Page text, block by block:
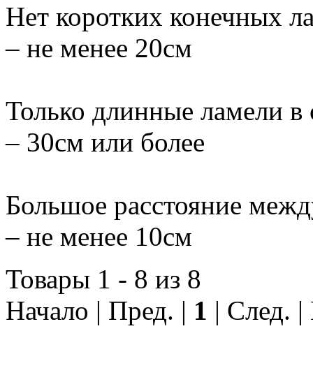
Нет коротких конечных
– не менее 20см
Только длинные ламели в
– 30см или более
Большое расстояние
– не менее 10см
Товары 1 - 8 из 8
Начало | Пред. | 1 | След.